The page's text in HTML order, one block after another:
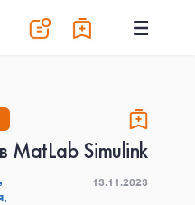
MatLab Simulink
13.11.2023